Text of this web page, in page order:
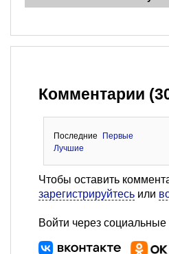
Комментарии
Последние
Первые
Лучшие
Чтобы оставить
зарегистрируйтесь или
Войти через социальные